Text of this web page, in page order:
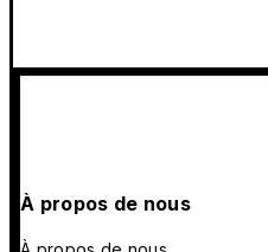
À propos de nous